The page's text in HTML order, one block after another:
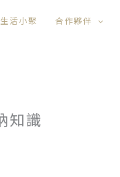
生活小聚 合作夥伴
知識